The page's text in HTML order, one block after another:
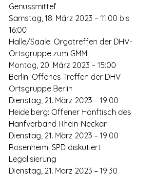
Genussmittel’
Samstag, 18. März 2023 – 11:00 bis
16:00
Halle/Saale: Orgatreffen der DHV-
Ortsgruppe zum GMM
Montag, 20. März 2023 – 15:00
Berlin: Offenes Treffen der DHV-
Ortsgruppe Berlin
Dienstag, 21. März 2023 – 19:00
Heidelberg: Offener Hanftisch des
Hanfverband Rhein-Neckar
Dienstag, 21. März 2023 – 19:00
Rosenheim: SPD diskutiert
Legalisierung
Dienstag, 21. März 2023 – 19:30